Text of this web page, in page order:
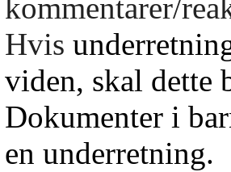
kommentarer/
Hvis
viden, skal dette
Dokumenter i
en underretning.